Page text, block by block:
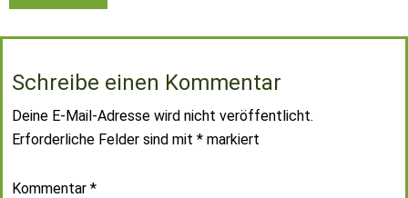
Schreibe einen Kommentar
Deine E-Mail-Adresse wird nicht veröffentlicht.
Erforderliche Felder sind mit * markiert
Kommentar *